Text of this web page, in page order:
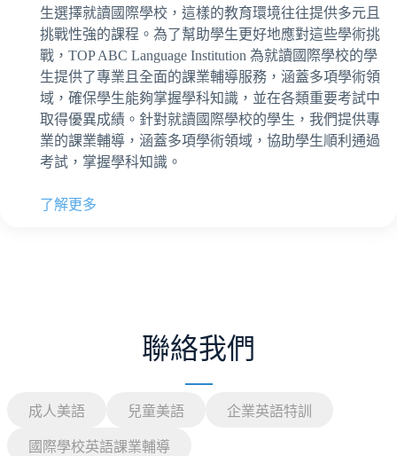
生選擇就讀國際學校，這樣的教育環境往往提供多元且
挑戰性強的課程。為了幫助學生更好地應對這些學術挑
戰，TOP ABC Language Institution 為就讀國際學校的學
生提供了專業且全面的課業輔導服務，涵蓋多項學術領
域，確保學生能夠掌握學科知識，並在各類重要考試中
取得優異成績。針對就讀國際學校的學生，我們提供專
業的課業輔導，涵蓋多項學術領域，協助學生順利通過
考試，掌握學科知識。
了解更多
聯絡我們
成人美語 兒童美語 企業英語特訓
國際學校英語課業輔導